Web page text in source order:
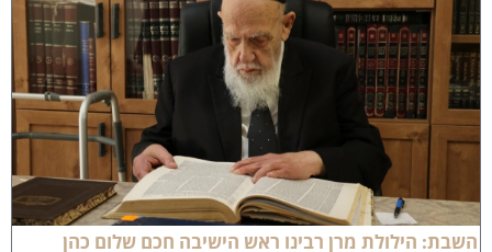
הילולת מרן רבינו ראש הישיבה חכם שלום כהן